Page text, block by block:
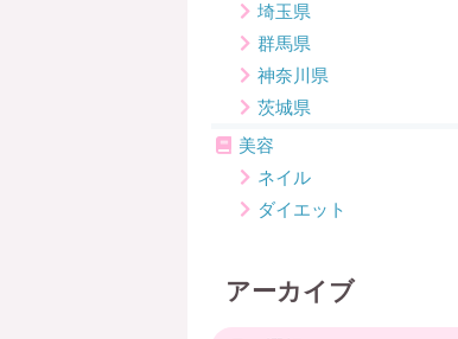
埼玉県
群馬県
神奈川県
茨城県
美容
ネイル
ダイエット
アーカイブ